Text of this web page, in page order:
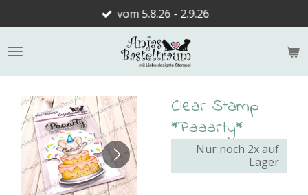
Hauptinhalt
springen
vom 5.8.26 - 2.9.26
Clear Stamp
*Paaarty*
Nur noch 2x auf
Lager